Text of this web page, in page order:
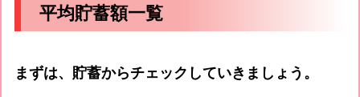
平均貯蓄額一覧
まずは、貯蓄からチェックしていきましょう。